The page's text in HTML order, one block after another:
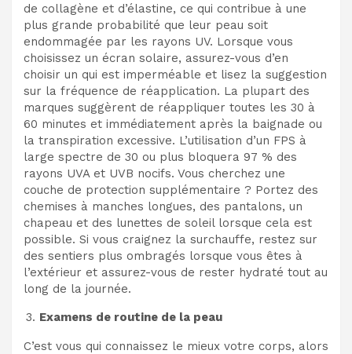
de collagène et d’élastine, ce qui contribue à une
plus grande probabilité que leur peau soit
endommagée par les rayons UV. Lorsque vous
choisissez un écran solaire, assurez-vous d’en
choisir un qui est imperméable et lisez la suggestion
sur la fréquence de réapplication. La plupart des
marques suggèrent de réappliquer toutes les 30 à
60 minutes et immédiatement après la baignade ou
la transpiration excessive. L’utilisation d’un FPS à
large spectre de 30 ou plus bloquera 97 % des
rayons UVA et UVB nocifs. Vous cherchez une
couche de protection supplémentaire ? Portez des
chemises à manches longues, des pantalons, un
chapeau et des lunettes de soleil lorsque cela est
possible. Si vous craignez la surchauffe, restez sur
des sentiers plus ombragés lorsque vous êtes à
l’extérieur et assurez-vous de rester hydraté tout au
long de la journée.
Examens de routine de la peau
C’est vous qui connaissez le mieux votre corps, alors